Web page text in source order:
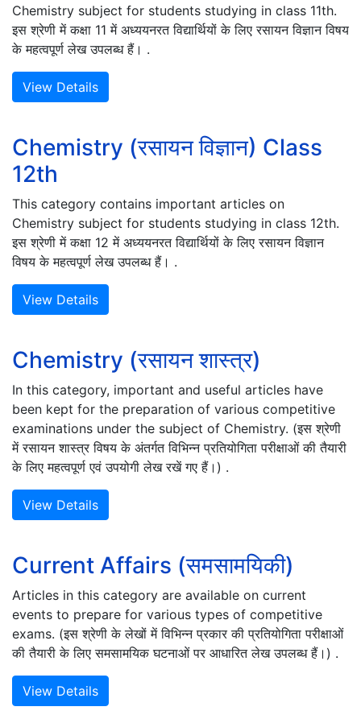
Chemistry subject for students studying in class 11th.
इस श्रेणी में कक्षा 11 में अध्ययनरत विद्यार्थियों के लिए रसायन विज्ञान विषय
के महत्वपूर्ण लेख उपलब्ध हैं। .
View Details
Chemistry (रसायन विज्ञान) Class
12th
This category contains important articles on
Chemistry subject for students studying in class 12th.
इस श्रेणी में कक्षा 12 में अध्ययनरत विद्यार्थियों के लिए रसायन विज्ञान
विषय के महत्वपूर्ण लेख उपलब्ध हैं। .
View Details
Chemistry (रसायन शास्त्र)
In this category, important and useful articles have
been kept for the preparation of various competitive
examinations under the subject of Chemistry. (इस श्रेणी
में रसायन शास्त्र विषय के अंतर्गत विभिन्न प्रतियोगिता परीक्षाओं की तैयारी
के लिए महत्वपूर्ण एवं उपयोगी लेख रखें गए हैं।) .
View Details
Current Affairs (समसामयिकी)
Articles in this category are available on current
events to prepare for various types of competitive
exams. (इस श्रेणी के लेखों में विभिन्न प्रकार की प्रतियोगिता परीक्षाओं
की तैयारी के लिए समसामयिक घटनाओं पर आधारित लेख उपलब्ध हैं।) .
View Details